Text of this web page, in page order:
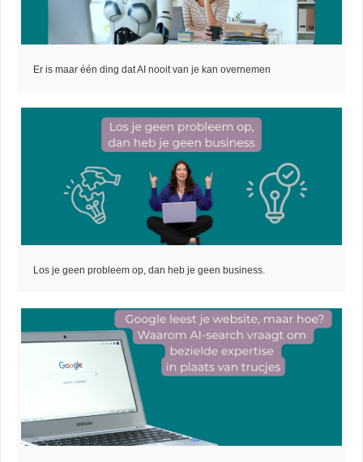
Er is maar één ding dat AI nooit van je kan overnemen
Los je geen probleem op, dan heb je geen business.